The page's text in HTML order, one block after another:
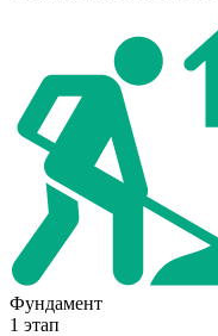
Фундамент
1 этап